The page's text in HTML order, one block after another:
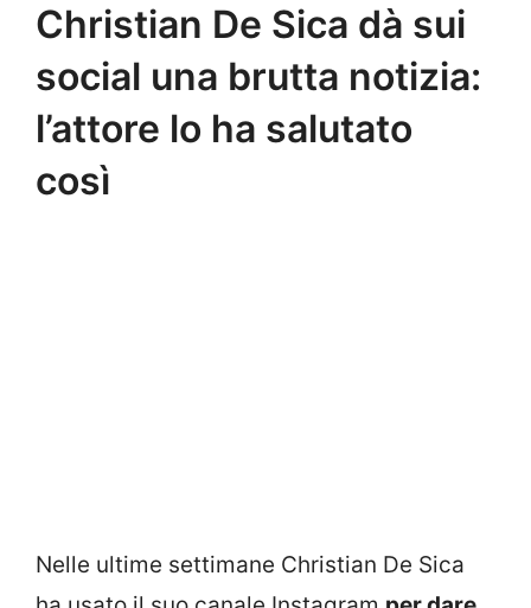
Christian De Sica dà sui
social una brutta notizia:
l’attore lo ha salutato
così
Nelle ultime settimane Christian De Sica